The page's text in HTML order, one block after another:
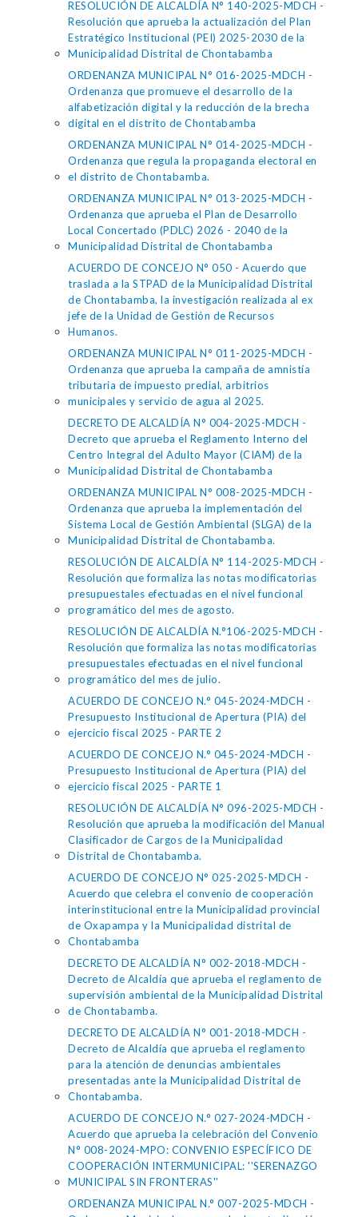
RESOLUCIÓN DE ALCALDÍA N° 140-2025-MDCH -
Resolución que aprueba la actualización del Plan
Estratégico Institucional (PEI) 2025-2030 de la
Municipalidad Distrital de Chontabamba
ORDENANZA MUNICIPAL N° 016-2025-MDCH -
Ordenanza que promueve el desarrollo de la
alfabetización digital y la reducción de la brecha
digital en el distrito de Chontabamba
ORDENANZA MUNICIPAL N° 014-2025-MDCH -
Ordenanza que regula la propaganda electoral en
el distrito de Chontabamba.
ORDENANZA MUNICIPAL N° 013-2025-MDCH -
Ordenanza que aprueba el Plan de Desarrollo
Local Concertado (PDLC) 2026 - 2040 de la
Municipalidad Distrital de Chontabamba
ACUERDO DE CONCEJO N° 050 - Acuerdo que
traslada a la STPAD de la Municipalidad Distrital
de Chontabamba, la investigación realizada al ex
jefe de la Unidad de Gestión de Recursos
Humanos.
ORDENANZA MUNICIPAL N° 011-2025-MDCH -
Ordenanza que aprueba la campaña de amnistía
tributaria de impuesto predial, arbitrios
municipales y servicio de agua al 2025.
DECRETO DE ALCALDÍA N° 004-2025-MDCH -
Decreto que aprueba el Reglamento Interno del
Centro Integral del Adulto Mayor (CIAM) de la
Municipalidad Distrital de Chontabamba
ORDENANZA MUNICIPAL N° 008-2025-MDCH -
Ordenanza que aprueba la implementación del
Sistema Local de Gestión Ambiental (SLGA) de la
Municipalidad Distrital de Chontabamba.
RESOLUCIÓN DE ALCALDÍA N° 114-2025-MDCH -
Resolución que formaliza las notas modificatorias
presupuestales efectuadas en el nivel funcional
programático del mes de agosto.
RESOLUCIÓN DE ALCALDÍA N.°106-2025-MDCH -
Resolución que formaliza las notas modificatorias
presupuestales efectuadas en el nivel funcional
programático del mes de julio.
ACUERDO DE CONCEJO N.° 045-2024-MDCH -
Presupuesto Institucional de Apertura (PIA) del
ejercicio fiscal 2025 - PARTE 2
ACUERDO DE CONCEJO N.° 045-2024-MDCH -
Presupuesto Institucional de Apertura (PIA) del
ejercicio fiscal 2025 - PARTE 1
RESOLUCIÓN DE ALCALDÍA N° 096-2025-MDCH -
Resolución que aprueba la modificación del Manual
Clasificador de Cargos de la Municipalidad
Distrital de Chontabamba.
ACUERDO DE CONCEJO N° 025-2025-MDCH -
Acuerdo que celebra el convenio de cooperación
interinstitucional entre la Municipalidad provincial
de Oxapampa y la Municipalidad distrital de
Chontabamba
DECRETO DE ALCALDÍA N° 002-2018-MDCH -
Decreto de Alcaldía que aprueba el reglamento de
supervisión ambiental de la Municipalidad Distrital
de Chontabamba.
DECRETO DE ALCALDÍA N° 001-2018-MDCH -
Decreto de Alcaldía que aprueba el reglamento
para la atención de denuncias ambientales
presentadas ante la Municipalidad Distrital de
Chontabamba.
ACUERDO DE CONCEJO N.° 027-2024-MDCH -
Acuerdo que aprueba la celebración del Convenio
N° 008-2024-MPO: CONVENIO ESPECÍFICO DE
COOPERACIÓN INTERMUNICIPAL: ''SERENAZGO
MUNICIPAL SIN FRONTERAS''
ORDENANZA MUNICIPAL N.° 007-2025-MDCH -